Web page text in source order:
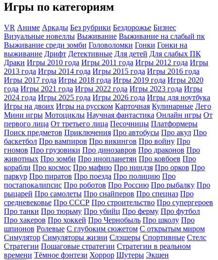
Игры по категориям
VR Аниме Аркады Без рубрики Бездорожье Бизнес
Визуальные новеллы Выживание Выживание на слабый пк
Выживание среди зомби Головоломки Гонки Гонки на
выживание Дрифт Детективные Для детей Для слабых ПК
Драки Игры 2010 года Игры 2011 года Игры 2012 года Игры
2013 года Игры 2014 года Игры 2015 года Игры 2016 года
Игры 2017 года Игры 2018 года Игры 2019 года Игры 2020
года Игры 2021 года Игры 2022 года Игры 2023 года Игры
2024 года Игры 2025 года Игры 2026 года Игры для ноутбука
Игры на двоих Игры на русском Карточная Кулинарные Лего
Мини игры Мотоциклы Научная фантастика Онлайн игры От
первого лица От третьего лица Песочницы Платформеры
Поиск предметов Приключения Про автобусы Про акул Про
баскетбол Про вампиров Про викингов Про войну Про
гномов Про грузовики Про динозавров Про драконов Про
животных Про зомби Про инопланетян Про ковбоев Про
корабли Про космос Про мафию Про ниндзя Про орков Про
паркур Про пиратов Про поезда Про полицию Про
постапокалипсис Про роботов Про Россию Про рыбалку Про
рыцарей Про самолеты Про снайперов Про спецназ Про
средневековье Про СССР Про строительство Про супергероев
Про танки Про тюрьму Про убийц Про ферму Про футбол
Про хакеров Про хоккей Про Чернобыль Про школу Про
шпионов Ролевые С глубоким сюжетом С открытым миром
Симулятор Симуляторы жизни Слэшеры Спортивные Стелс
Стратегии Пошаговые стратегии Стратегии в реальном
времени Тёмное фэнтези Хоррор Шутеры Экшен